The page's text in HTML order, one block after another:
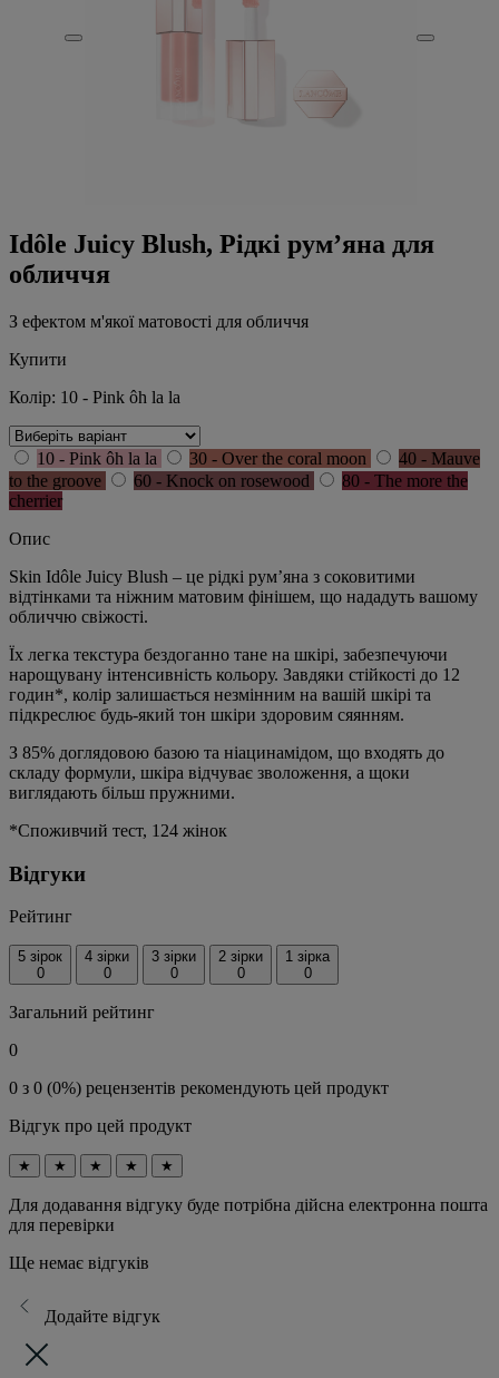
Idôle Juicy Blush, Рідкі рум’яна для
обличчя
З ефектом м'якої матовості для обличчя
Купити
Колір: 10 - Pink ôh la la
10 - Pink ôh la la 30 - Over the coral moon
40 - Mauve
to the groove
60 - Knock on rosewood
80 - The more the
cherrier
Опис
Skin Idôle Juicy Blush – це рідкі рум’яна з соковитими
відтінками та ніжним матовим фінішем, що нададуть вашому
обличчю свіжості.
Їх легка текстура бездоганно тане на шкірі, забезпечуючи
нарощувану інтенсивність кольору. Завдяки стійкості до 12
годин*, колір залишається незмінним на вашій шкірі та
підкреслює будь-який тон шкіри здоровим сяянням.
З 85% доглядовою базою та ніацинамідом, що входять до
складу формули, шкіра відчуває зволоження, а щоки
виглядають більш пружними.
*Споживчий тест, 124 жінок
Відгуки
Рейтинг
5 зірок
0
4 зірки
0
3 зірки
0
2 зірки
0
1 зірка
0
Загальний рейтинг
0
0 з 0 (0%) рецензентів рекомендують цей продукт
Відгук про цей продукт
★ ★ ★ ★ ★
Для додавання відгуку буде потрібна дійсна електронна пошта
для перевірки
Ще немає відгуків
Додайте відгук